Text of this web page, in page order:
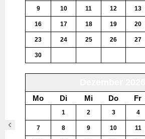
9 10 11 12 13
16 17 18 19 20
23 24 25 26 27
30
Mo Di Mi Do Fr
1 2 3 4
7 8 9 10 11